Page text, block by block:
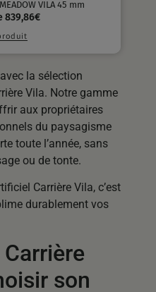
VILA 45 mm
839,86€
la sélection
Vila. Notre gamme
aux propriétaires
du paysagisme
toute l’année, sans
ou de tonte.
Carrière Vila, c’est
durablement vos
son